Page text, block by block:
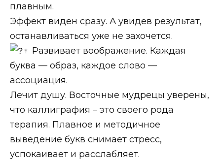
плавным.
Эффект виден сразу. А увидев результат,
останавливаться уже не захочется.
Развивает воображение. Каждая
буква — образ, каждое слово —
ассоциация.
Лечит душу. Восточные мудрецы уверены,
что каллиграфия – это своего рода
терапия. Плавное и методичное
выведение букв снимает стресс,
успокаивает и расслабляет.